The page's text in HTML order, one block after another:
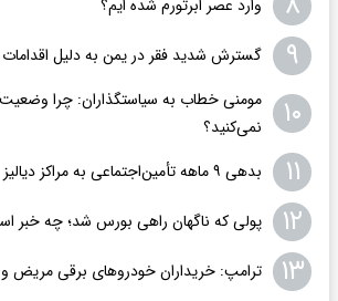
وارد عصر ابرتورم شده ایم؟
۹ گسترش شدید فقر در یمن به دلیل
۱۰
مومنی خطاب به سیاستگذاران: چرا وضعیت
نمی‌کنید؟
۱۱ بدهی ۹ ماهه تأمین‌اجتماعی به مراکز دیالیز
۱۲ پولی که ناگهان راهی بورس شد؛ چه خبر
۱۳ ترامپ: خریداران خودروهای برقی مریض و